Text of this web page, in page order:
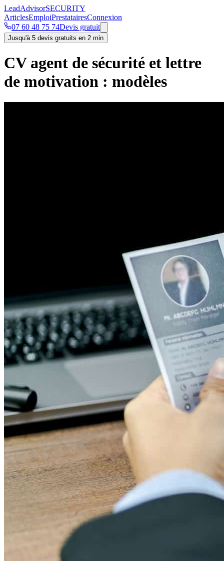
LeadAdvisorSECURITY
ArticlesEmploiPrestatairesConnexion
07 60 48 75 74Devis gratuit
Jusqu'à 5 devis gratuits en 2 min
CV agent de sécurité et lettre
de motivation : modèles